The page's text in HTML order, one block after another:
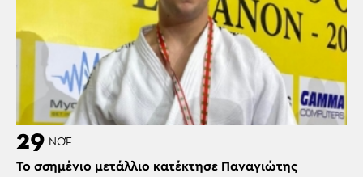
29 ΝΟΈ
Το σσημένιο μετάλλιο κατέκτησε Παναγιώτης